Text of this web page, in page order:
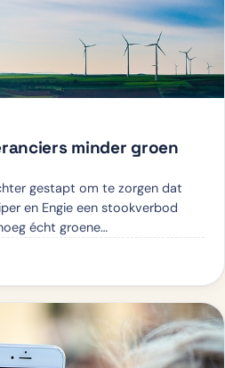
minder groen
gestapt om te zorgen dat
en Engie een stookverbod
écht groene